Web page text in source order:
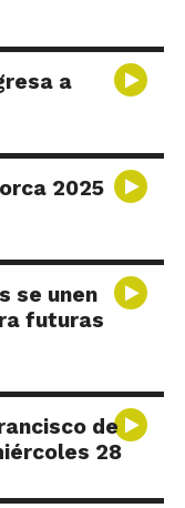
a
2025
se unen
futuras
de
28